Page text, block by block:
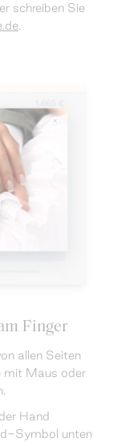
schreiben Sie
.
Finger
allen Seiten
mit Maus oder
Hand
Symbol unten